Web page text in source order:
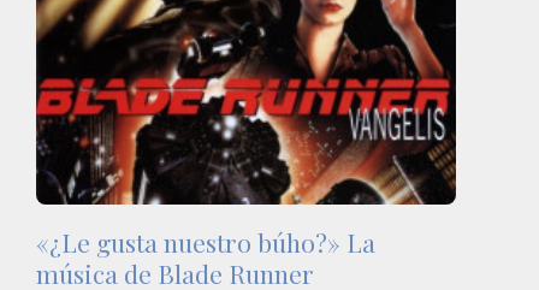
«¿Le gusta nuestro búho?» La
música de Blade Runner